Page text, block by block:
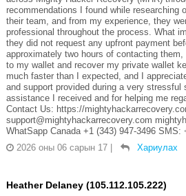
recommendations I found while researching
their team, and from my experience, they
professional throughout the process. What
they did not request any upfront payment
approximately two hours of contacting
to my wallet and recover my private wallet
much faster than I expected, and I
and support provided during a very
assistance I received and for helping me
Contact Us: https://
support@mightyhackarrecovery.com
WhatSapp Canada +1 (343) 947-3496 SMS:
2026 оны 06 сарын 17
Хариулах
Heather Delaney (105.112.105.222)